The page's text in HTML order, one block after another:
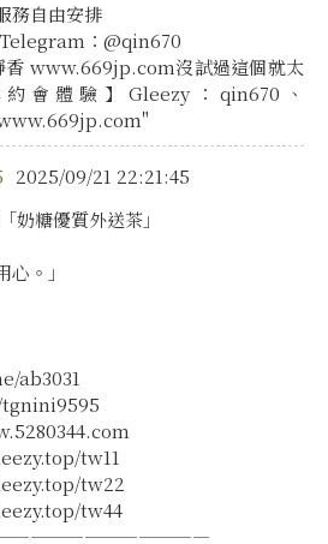
務自由安排
：@qin670
香 www.669jp.com沒試過這個就太
會體驗】Gleezy：qin670、
2025/09/21 22:21:45
奶糖優質外送茶」
心。」
ab3031
tw11
tw22
tw44